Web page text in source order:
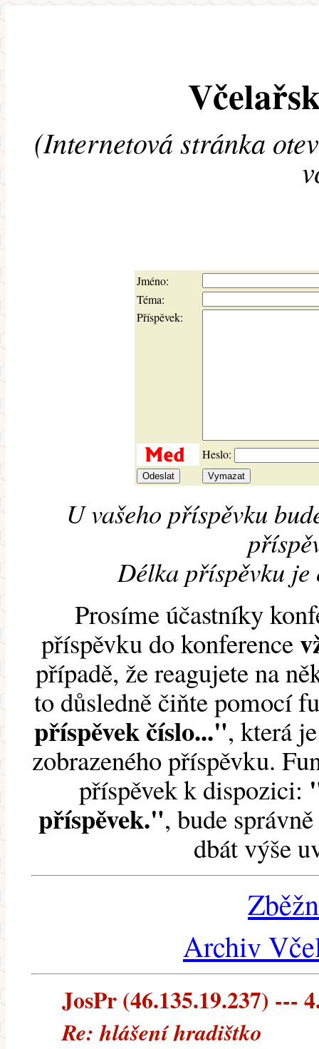
(Internetová stránka
Jméno:
Téma:
Příspěvek:
Heslo:
U vašeho příspěvku
Délka příspěvku je
Prosíme účastníky
příspěvku do konference
případě, že reagujete na
to důsledně čiňte pomocí
příspěvek číslo...", která
zobrazeného příspěvku.
příspěvek k dispozici:
příspěvek.", bude
dbát výše
Archiv
JosPr (46.135.19.237) ---
Re: hlášení hradištko